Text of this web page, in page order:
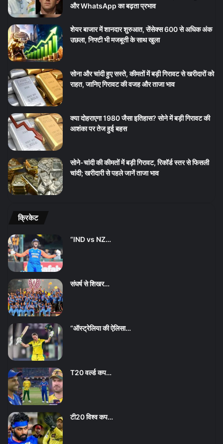
और WhatsApp का बढ़ता प्रभाव
शेयर बाजार में शानदार शुरुआत, सेंसेक्स 600 से अधिक अंक
उछला, निफ्टी भी मजबूती के साथ खुला
सोना और चांदी हुए सस्ते, कीमतों में बड़ी गिरावट से खरीदारों को
राहत, जानिए गिरावट की वजह और ताजा भाव
क्या दोहराएगा 1980 जैसा इतिहास? सोने में बड़ी गिरावट की
आशंका पर तेज हुई बहस
सोने-चांदी की कीमतों में बड़ी गिरावट, रिकॉर्ड स्तर से फिसली
चांदी; खरीदारी से पहले जानें ताजा भाव
क्रिकेट
“IND vs NZ…
संघर्ष से शिखर…
“ऑस्ट्रेलिया की ऐलिसा…
T20 वर्ल्ड कप…
टी20 विश्व कप…